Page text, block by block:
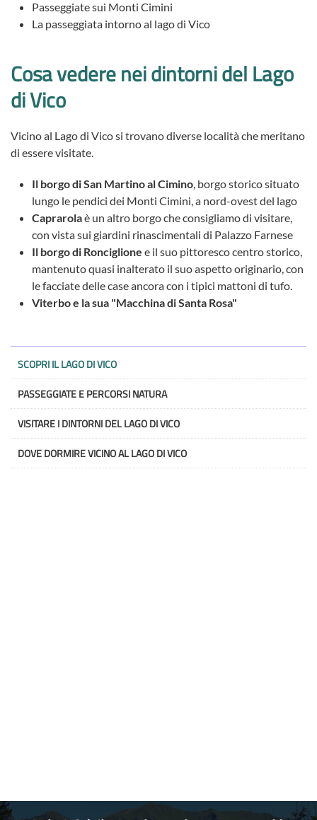
Passeggiate sui Monti Cimini
La passeggiata intorno al lago di Vico
Cosa vedere nei dintorni del Lago
di Vico
Vicino al Lago di Vico si trovano diverse località che meritano
di essere visitate.
Il borgo di San Martino al Cimino, borgo storico situato
lungo le pendici dei Monti Cimini, a nord-ovest del lago
Caprarolaè un altro borgo che consigliamo di visitare,
con vista sui giardini rinascimentali di Palazzo Farnese
Il borgo di Ronciglione e il suo pittoresco centro storico,
mantenuto quasi inalterato il suo aspetto originario, con
le facciate delle case ancora con i tipici mattoni di tufo.
Viterbo e la sua "Macchina di Santa Rosa"
SCOPRI IL LAGO DI VICO
PASSEGGIATE E PERCORSI NATURA
VISITARE I DINTORNI DEL LAGO DI VICO
DOVE DORMIRE VICINO AL LAGO DI VICO